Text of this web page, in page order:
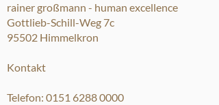
rainer großmann - human excellence
Gottlieb-Schill-Weg 7c
95502 Himmelkron
Kontakt
Telefon: 0151 6288 0000